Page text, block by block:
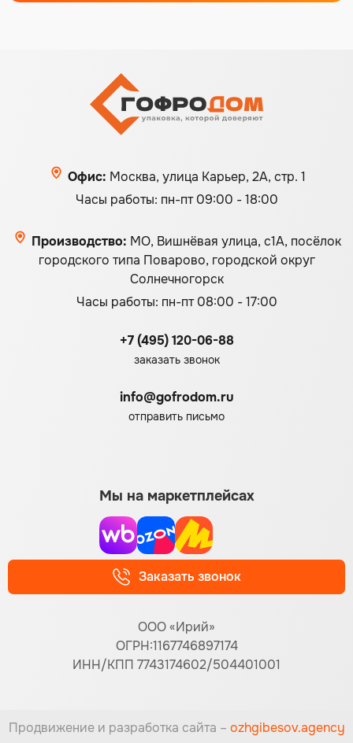
Офис: Москва, улица Карьер, 2А, стр. 1
Часы работы: пн-пт 09:00 - 18:00
Производство: МО, Вишнёвая улица, с1А, посёлок
городского типа Поварово, городской округ
Солнечногорск
Часы работы: пн-пт 08:00 - 17:00
+7 (495) 120-06-88
заказать звонок
info@gofrodom.ru
отправить письмо
ООО «Ирий»
ОГРН:1167746897174
ИНН/КПП 7743174602/504401001
Заказать звонок
Мы на маркетплейсах
Продвижение и разработка сайта – ozhgibesov.agency